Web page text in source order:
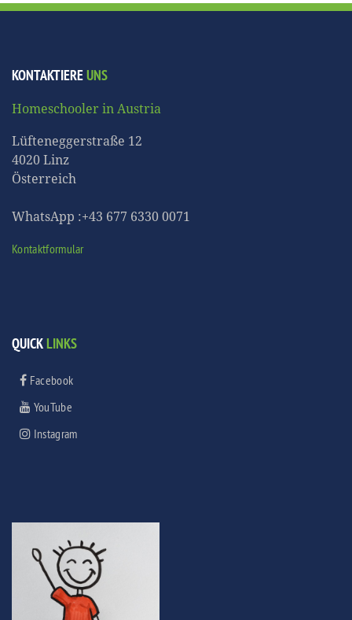
KONTAKTIEREUNS
Homeschooler in Austria
Lüfteneggerstraße 12
4020 Linz
Österreich
WhatsApp :+43 677 6330 0071
Kontaktformular
QUICKLINKS
Facebook
YouTube
Instagram